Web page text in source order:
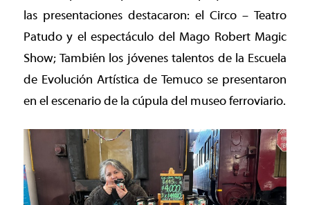
las presentaciones destacaron: el Circo – Teatro
Patudo y el espectáculo del Mago Robert Magic
Show; También los jóvenes talentos de la Escuela
de Evolución Artística de Temuco se presentaron
en el escenario de la cúpula del museo ferroviario.